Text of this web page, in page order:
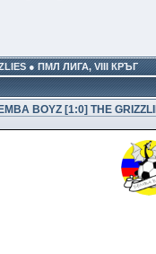
● ПМЛ ЛИГА, VIII КРЪГ
BOYZ [1:0] THE